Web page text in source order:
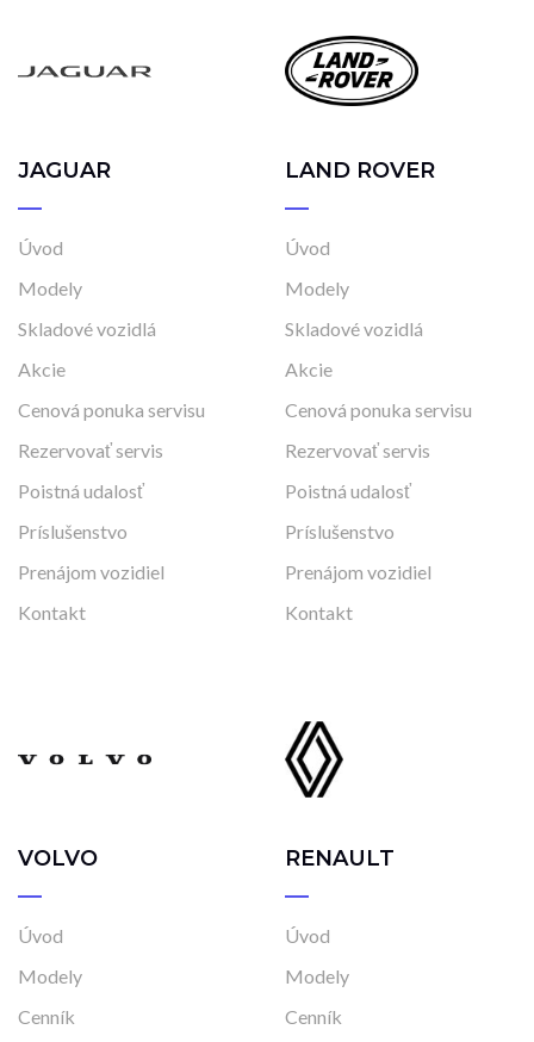
JAGUAR
Úvod
Modely
Skladové vozidlá
Akcie
Cenová ponuka servisu
Rezervovať servis
Poistná udalosť
Príslušenstvo
Prenájom vozidiel
Kontakt
LAND ROVER
Úvod
Modely
Skladové vozidlá
Akcie
Cenová ponuka servisu
Rezervovať servis
Poistná udalosť
Príslušenstvo
Prenájom vozidiel
Kontakt
VOLVO
Úvod
Modely
Cenník
RENAULT
Úvod
Modely
Cenník